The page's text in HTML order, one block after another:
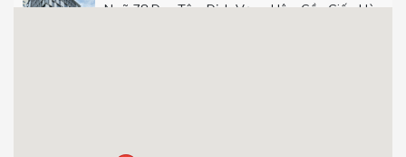
Ngõ 78 Duy Tân, Dịch Vọng Hậu, Cầu Giấy, Hà